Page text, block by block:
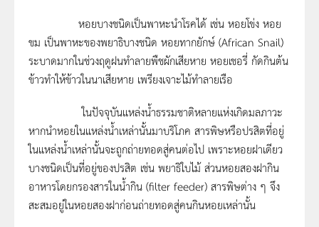
หอยบางชนิดเป็นพาหะนำโรคได้ เช่น หอยโข่ง หอย
ขม เป็นพาหะของพยาธิบางชนิด หอยทากยักษ์ (African Snail)
ระบาดมากในช่วงฤดูฝนทำลายพืชผักเสียหาย หอยเชอรี่ กัดกินต้น
ข้าวทำให้ข้าวในนาเสียหาย เพรียงเจาะไม้ทำลายเรือ
ในปัจจุบันแหล่งน้ำธรรมชาติหลายแห่งเกิดมลภาวะ
หากนำหอยในแหล่งน้ำเหล่านั้นมาบริโภค สารพิษหรือปรสิตที่อยู่
ในแหล่งน้ำเหล่านั้นจะถูกถ่ายทอดสู่คนต่อไป เพราะหอยฝาเดียว
บางชนิดเป็นที่อยู่ของปรสิต เช่น พยาธิใบไม้ ส่วนหอยสองฝากิน
อาหารโดยกรองสารในน้ำกิน (filter feeder) สารพิษต่าง ๆ จึง
สะสมอยู่ในหอยสองฝาก่อนถ่ายทอดสู่คนกินหอยเหล่านั้น